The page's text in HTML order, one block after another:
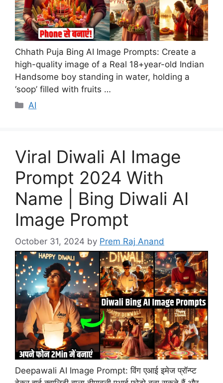
Chhath Puja Bing AI Image Prompts: Create a
high-quality image of a Real 18+year-old Indian
Handsome boy standing in water, holding a
‘soop’ filled with fruits …
Categories
AI
Viral Diwali AI Image
Prompt 2024 With
Name | Bing Diwali AI
Image Prompt
October 31, 2024 by Prem Raj Anand
Deepawali AI Image Prompt: विंग एआई इमेज प्रॉन्प्ट